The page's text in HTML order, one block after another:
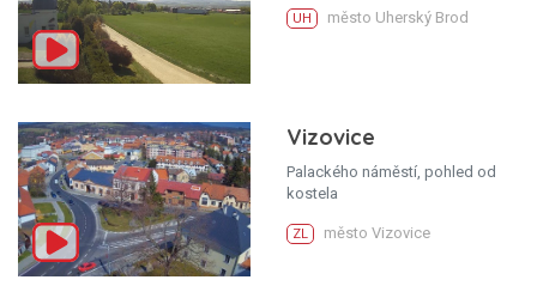
UH město Uherský Brod
Vizovice
Palackého náměstí, pohled od
kostela
ZL město Vizovice